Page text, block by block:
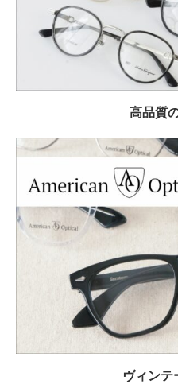
高品質
ヴィンテ